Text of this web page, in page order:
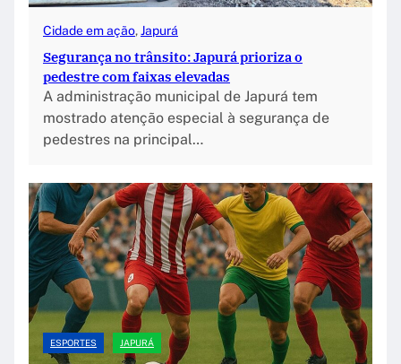
Cidade em ação, Japurá
Segurança no trânsito: Japurá prioriza o
pedestre com faixas elevadas
A administração municipal de Japurá tem
mostrado atenção especial à segurança de
pedestres na principal…
ESPORTES JAPURÁ